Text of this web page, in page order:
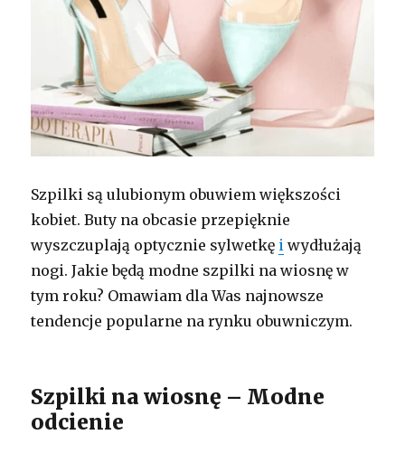
Szpilki są ulubionym obuwiem większości
kobiet. Buty na obcasie przepięknie
wyszczuplają optycznie sylwetkę i wydłużają
nogi. Jakie będą modne szpilki na wiosnę w
tym roku? Omawiam dla Was najnowsze
tendencje popularne na rynku obuwniczym.
Szpilki na wiosnę – Modne
odcienie